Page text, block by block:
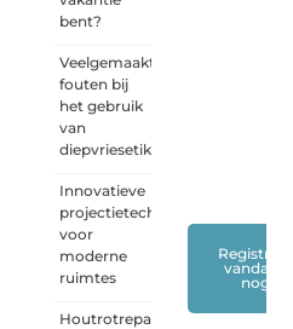
bent?
Veelgemaakte
fouten bij
het gebruik
van
diepvriesetiketten
Innovatieve
projectietechnieken
voor
moderne
ruimtes
Houtrotreparatie
Registreer
vandaag
nog